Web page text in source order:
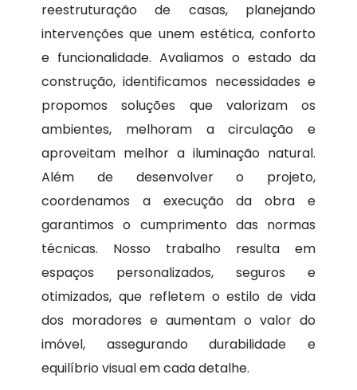
reestruturação de casas, planejando
intervenções que unem estética, conforto
e funcionalidade. Avaliamos o estado da
construção, identificamos necessidades e
propomos soluções que valorizam os
ambientes, melhoram a circulação e
aproveitam melhor a iluminação natural.
Além de desenvolver o projeto,
coordenamos a execução da obra e
garantimos o cumprimento das normas
técnicas. Nosso trabalho resulta em
espaços personalizados, seguros e
otimizados, que refletem o estilo de vida
dos moradores e aumentam o valor do
imóvel, assegurando durabilidade e
equilíbrio visual em cada detalhe.